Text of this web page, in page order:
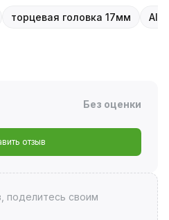
торцевая головка 17мм
Без оценки
отзыв
поделитесь своим